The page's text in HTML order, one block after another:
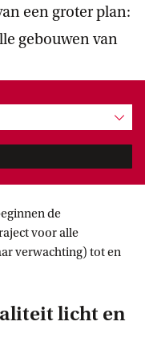
een groter plan:
gebouwen van
toon
de
voor alle
verwachting) tot en
licht en